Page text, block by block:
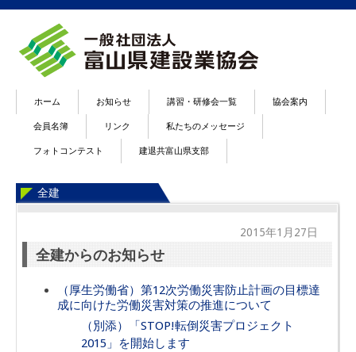
ホーム お知らせ 講習・研修会一覧 協会案内
会員名簿 リンク 私たちのメッセージ
フォトコンテスト 建退共富山県支部
全建
2015年1月27日
全建からのお知らせ
（厚生労働省）第12次労働災害防止計画の目標達
成に向けた労働災害対策の推進について
（別添）「STOP!転倒災害プロジェクト
2015」を開始します